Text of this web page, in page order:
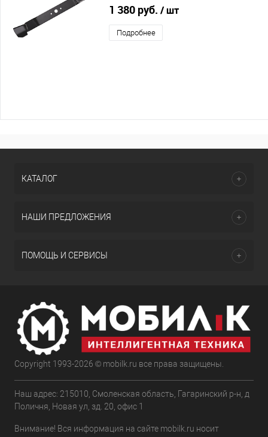
1 380 руб. / шт
Подробнее
КАТАЛОГ
НАШИ ПРЕДЛОЖЕНИЯ
ПОМОЩЬ И СЕРВИСЫ
Copyright 1993-2026 © mobilk.ru все права защищены.
Наш адрес: 215010, Смоленская область, Гагаринский р-н, д
Поличня, Новая ул, зд. 20, офис 1
Внимание! Вся информация на сайте mobilk.ru носит